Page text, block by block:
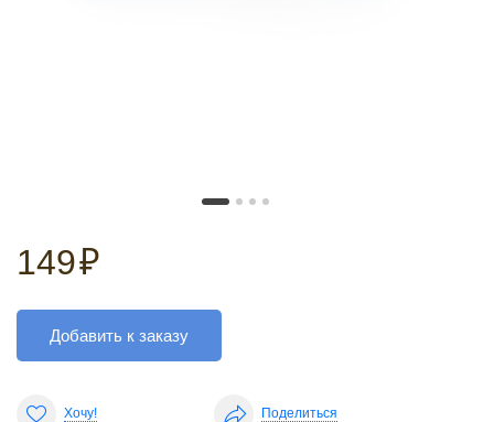
149₽
Добавить к заказу
Хочу! Поделиться